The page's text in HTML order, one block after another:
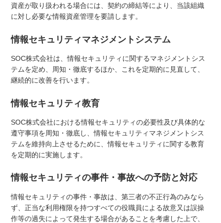
資産が取り扱われる場合には、契約の締結等により、当該組織
に対し必要な情報資産管理を要請します。
情報セキュリティマネジメントシステム
SOC株式会社は、情報セキュリティに関するマネジメントシス
テムを定め、周知・徹底するほか、これを定期的に見直して、
継続的に改善を行います。
情報セキュリティ教育
SOC株式会社における情報セキュリティの必要性及び具体的な
遵守事項を周知・徹底し、情報セキュリティマネジメントシス
テムを維持向上させるために、情報セキュリティに関する教育
を定期的に実施します。
情報セキュリティの事件・事故への予防と対応
情報セキュリティの事件・事故は、第三者の不正行為のみなら
ず、正当な利用権限を持つすべての役職員による故意又は誤操
作等の過失によって発生する場合があることを考慮した上で、